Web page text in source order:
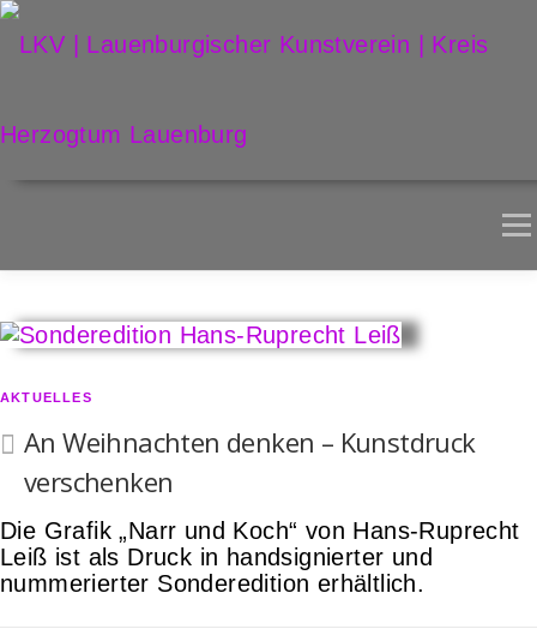
Zum
Inhalt
springen
AKTUELLES ARTOTHEK LKV
3
5
J
h
r
AKTUELLES
An Weihnachten denken – Kunstdruck
verschenken
Die Grafik „Narr und Koch“ von Hans-Ruprecht
Leiß ist als Druck in handsignierter und
nummerierter Sonderedition erhältlich.